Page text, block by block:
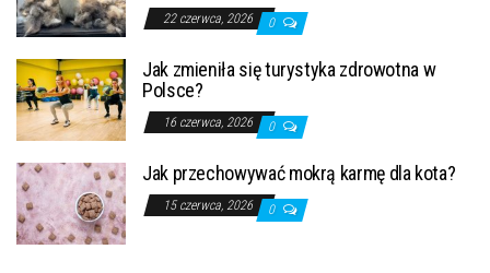
22 czerwca, 2026 0
Jak zmieniła się turystyka zdrowotna w
Polsce?
16 czerwca, 2026 0
Jak przechowywać mokrą karmę dla kota?
15 czerwca, 2026 0